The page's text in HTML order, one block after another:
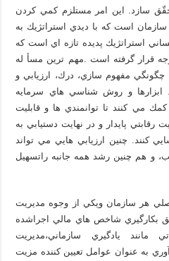
سازد. اين امر مستلزم كمي كردن
است كه با ديدي استراتژيك به
استراتژيك پديده تازه اي است كه
قرار گرفته است .مهم ترين مسأ له
چگونگي مفهوم سازي، درك، ارزيابي و
ابزارها و روش شناسي هاي سرمايه
مي كنند تا توانمندي ها و قابليت
پايدار و در نهايت دستيابي به
كنند. چنين ارزيابي هايي مي تواند
و هم چنين رشد همه جانبه راتسهيل
هر سازمان ويكي از وجوه مديريت
بكارگيري شاخص هاي مالي اجراشده
يادگيري سازماني،مديريت
به عنوان عوامل تعيين كننده مزيت